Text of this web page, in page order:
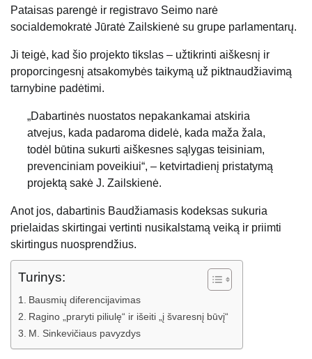
Pataisas parengė ir registravo Seimo narė
socialdemokratė Jūratė Zailskienė su grupe parlamentarų.
Ji teigė, kad šio projekto tikslas – užtikrinti aiškesnį ir
proporcingesnį atsakomybės taikymą už piktnaudžiavimą
tarnybine padėtimi.
„Dabartinės nuostatos nepakankamai atskiria
atvejus, kada padaroma didelė, kada maža žala,
todėl būtina sukurti aiškesnes sąlygas teisiniam,
prevenciniam poveikiui“, – ketvirtadienį pristatymą
projektą sakė J. Zailskienė.
Anot jos, dabartinis Baudžiamasis kodeksas sukuria
prielaidas skirtingai vertinti nusikalstamą veiką ir priimti
skirtingus nuosprendžius.
Turinys:
Bausmių diferencijavimas
Ragino „praryti piliulę“ ir išeiti „į švaresnį būvį“
M. Sinkevičiaus pavyzdys